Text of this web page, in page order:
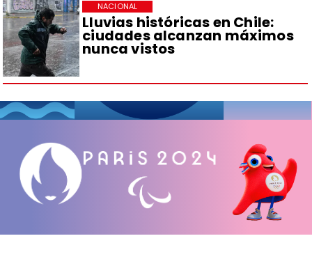
Lluvias históricas en Chile:
ciudades alcanzan máximos
nunca vistos
NACIONAL